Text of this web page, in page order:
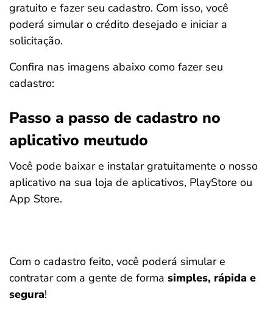
gratuito e fazer seu cadastro. Com isso, você
poderá simular o crédito desejado e iniciar a
solicitação.
Confira nas imagens abaixo como fazer seu
cadastro:
Passo a passo de cadastro no
aplicativo meutudo
Você pode baixar e instalar gratuitamente o nosso
aplicativo na sua loja de aplicativos, PlayStore ou
App Store.
Com o cadastro feito, você poderá simular e
contratar com a gente de forma simples, rápida e
segura!